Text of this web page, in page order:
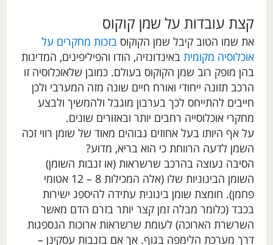
קצת עובדות על שמן קוקוס
את שמו הטוב קיבל שמן הקוקוס בזכות מחקרים על
אוכלוסיה מקומית באינדונזיה, הודו והפיליפינים, המדינות
בהן מופק רוב שמן הקוקוס בעולם. כמובן שלאוכלוסיה זו
הרכב תזונה ייחודי ואורח חיים שונה מזה המערבי ולכן
חייבים להתייחס לכך בערבון מוגבל ולהמשיך ולבצע
מחקרי אוכלוסייה רחבים יותר ובאזורים שונים.
על אף היותו בעל אחוזים גבוהים מאוד של שומן רווי זכה
השמן לדעה הרווחת כי הוא בריא, מדוע?
הסיבה נעוצה בהרכב שרשראות (או זנבות השומן)
השומן הבינוניות שלו (אלה המכילות 8 – 12 אטומי
פחמן). חומצת שומן בינונית עתידה להיספג ישירות
בכבד (כלומר מבלה זמן קצר יותר בזרם הדם מאשר
השרשרת הארוכה) לעומת שרשראות ארוכות הנספגות
דרך מערכת הלימפה בגוף. אך אם בזנבות עסקינן –